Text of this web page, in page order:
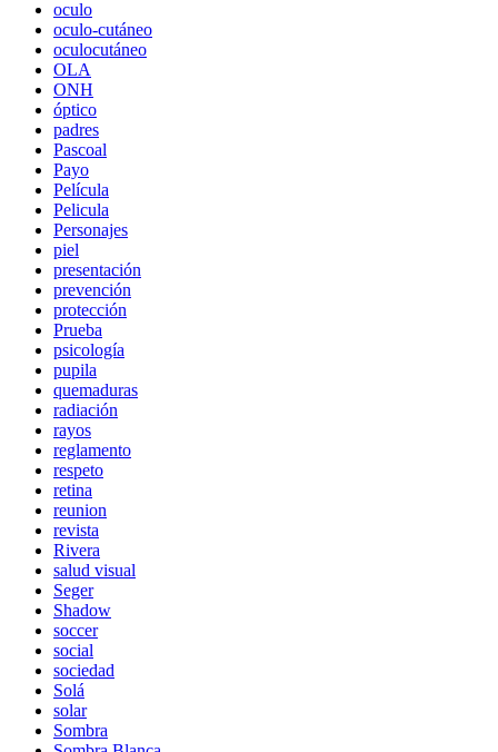
oculo
oculo-cutáneo
oculocutáneo
OLA
ONH
óptico
padres
Pascoal
Payo
Película
Pelicula
Personajes
piel
presentación
prevención
protección
Prueba
psicología
pupila
quemaduras
radiación
rayos
reglamento
respeto
retina
reunion
revista
Rivera
salud visual
Seger
Shadow
soccer
social
sociedad
Solá
solar
Sombra